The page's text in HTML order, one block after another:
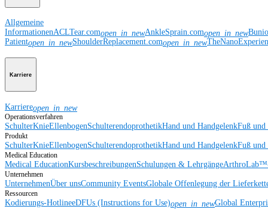
Allgemeine
InformationenACLTear.comopen_in_newAnkleSprain.comopen_in_new
Patientopen_in_newShoulderReplacement.comopen_in_new
Karriere
Karriereopen_in_new
Operationsverfahren
SchulterKnieEllenbogenSchulterendoprothetikHand und HandgelenkFuß und
Produkt
SchulterKnieEllenbogenSchulterendoprothetikHand und HandgelenkFuß und
Medical Education
Medical EducationKursbeschreibungenSchulungen & Lehrgänge
Unternehmen
UnternehmenÜber unsCommunity EventsGlobale Offenlegung der
Ressourcen
Kodierungs-HotlineeDFUs (Instructions for Use)open_in_newGlobal